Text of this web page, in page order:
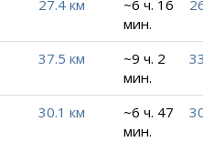
27.4 км
~6 ч. 16
мин.
37.5 км
~9 ч. 2
мин.
30.1 км
~6 ч. 47
мин.